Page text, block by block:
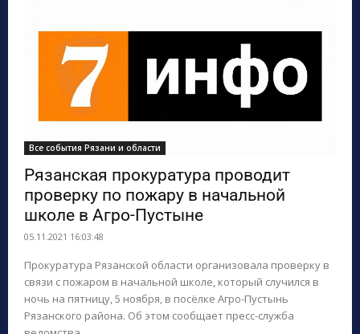
Все события Рязани и области
Рязанская прокуратура проводит
проверку по пожару в начальной
школе в Агро-Пустыне
05.11.2021 16:03:48
Прокуратура Рязанской области организовала проверку в
связи с пожаром в начальной школе, который случился в
ночь на пятницу, 5 ноября, в посёлке Агро-Пустынь
Рязанского района. Об этом сообщает пресс-служба